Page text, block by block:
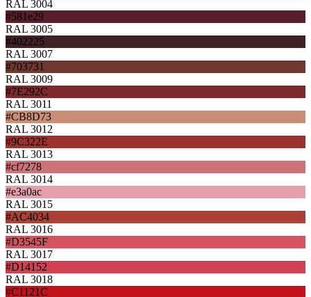
RAL 3004
#581e29
RAL 3005
#402225
RAL 3007
#703731
RAL 3009
#7E292C
RAL 3011
#CB8D73
RAL 3012
#9C322E
RAL 3013
#cf7278
RAL 3014
#e3a0ac
RAL 3015
#AC4034
RAL 3016
#D3545F
RAL 3017
#D14152
RAL 3018
#C1121C